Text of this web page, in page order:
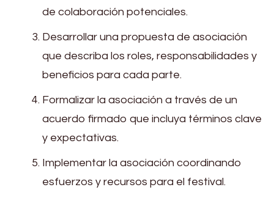
de colaboración potenciales.
Desarrollar una propuesta de asociación
que describa los roles, responsabilidades y
beneficios para cada parte.
Formalizar la asociación a través de un
acuerdo firmado que incluya términos clave
y expectativas.
Implementar la asociación coordinando
esfuerzos y recursos para el festival.